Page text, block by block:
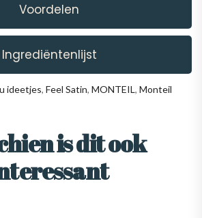
Voordelen
Ingrediëntenlijst
ideetjes, Feel Satin, MONTEIL, Monteil
is dit ook